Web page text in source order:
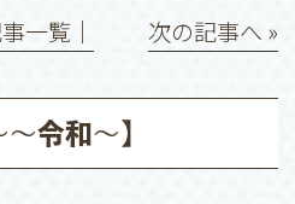
一覧│ 次の記事へ »
令和〜】